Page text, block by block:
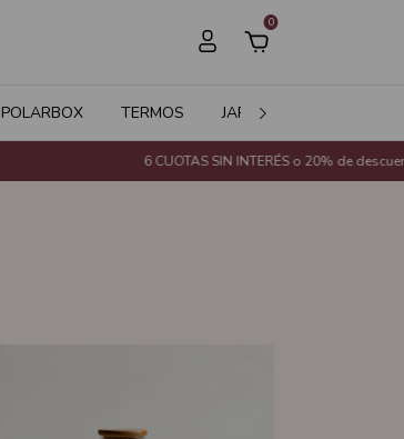
0
POLARBOX TERMOS JARDÍN
6 CUOTAS SIN INTERÉS o 20% de descuento con